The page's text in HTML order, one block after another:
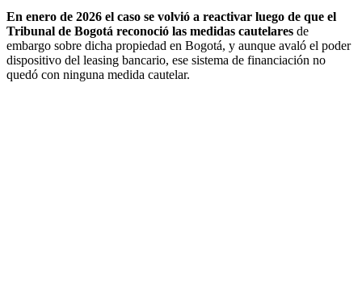
En enero de 2026 el caso se volvió a reactivar luego de que el
Tribunal de Bogotá reconoció las medidas cautelares de
embargo sobre dicha propiedad en Bogotá, y aunque avaló el poder
dispositivo del leasing bancario, ese sistema de financiación no
quedó con ninguna medida cautelar.